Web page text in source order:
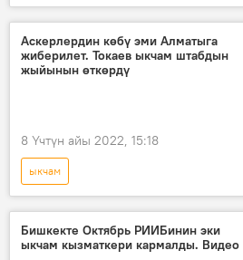
жыйын
УКМК
Аскерлердин көбү эми Алматыга
жиберилет. Токаев ыкчам штабдын
жыйынын өткөрдү
8 Үчтүн айы 2022, 15:18
ыкчам
Казакстан: 2022-жылдагы газ митингдери
доклад
штаб
тапшырма
Бишкекте Октябрь РИИБинин эки
ыкчам кызматкери кармалды. Видео